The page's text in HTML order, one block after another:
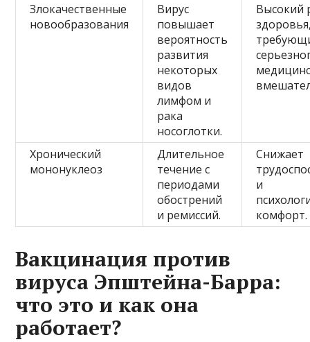
Злокачественные
новообразования
Вирус
повышает
вероятность
развития
некоторых
видов
лимфом и
рака
носоглотки.
Высокий
Хронический
мононуклеоз
Длительное
течение с
периодами
обострений
и ремиссий.
Снижает
и
комфорт.
Вакцинация против
вируса Эпштейна-Барра:
что это и как она
работает?